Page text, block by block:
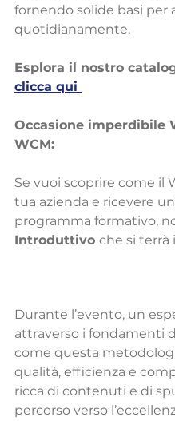
fornendo solide basi per
quotidianamente.
Esplora il nostro
clicca qui
Occasione imperdibile
WCM:
Se vuoi scoprire come il
tua azienda e ricevere
programma formativo,
Introduttivo che si terrà
Durante l’evento, un
attraverso i fondamenti
come questa
qualità, efficienza e
ricca di contenuti e di
percorso verso